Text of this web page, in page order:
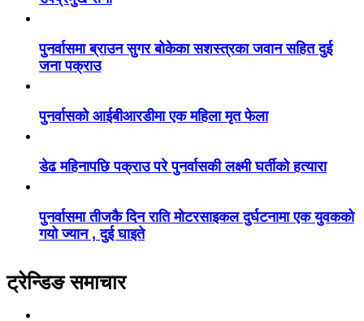
पुनर्वासमा ब्राउन सुगर बोकेका सशस्त्रका जवान सहित दुई
जना पक्राउ
पुनर्वासको आईबीआरडीमा एक महिला मृत फेला
डेढ महिनापछि पक्राउ परे पुनर्वासकी लक्ष्मी घर्तीको हत्यारा
पुनर्वासमा तीजकै दिन राति मोटरसाइकल दुर्घटनामा एक युवकको
गयो ज्यान , दुई घाइते
ट्रेन्डिङ समाचार